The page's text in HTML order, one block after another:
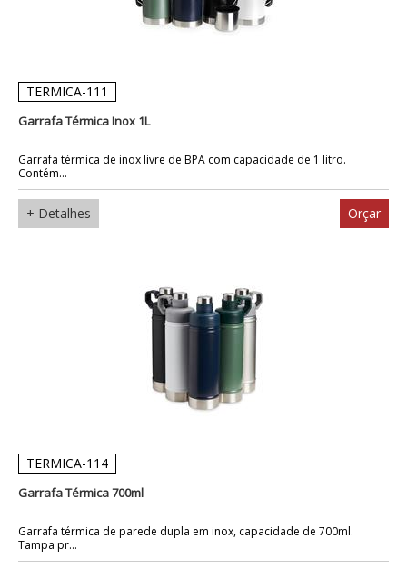
TERMICA-111
Garrafa Térmica Inox 1L
Garrafa térmica de inox livre de BPA com capacidade de 1 litro.
Contém...
+ Detalhes Orçar
TERMICA-114
Garrafa Térmica 700ml
Garrafa térmica de parede dupla em inox, capacidade de 700ml.
Tampa pr...